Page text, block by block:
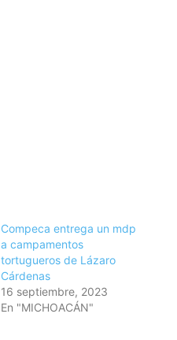
Compeca entrega un mdp
a campamentos
tortugueros de Lázaro
Cárdenas
16 septiembre, 2023
En "MICHOACÁN"